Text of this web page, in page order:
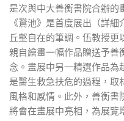
是次與中大善衡書院合辦的
《鵞池》是首度展出（詳
丘壑自在的筆調。伍教授更
親自繪畫一幅作品贈送予善
念。畫展中另一精選作品
是醫生救急扶危的過程，取
風格和感情。此外，善衡
將會在畫展中亮相，為展覽